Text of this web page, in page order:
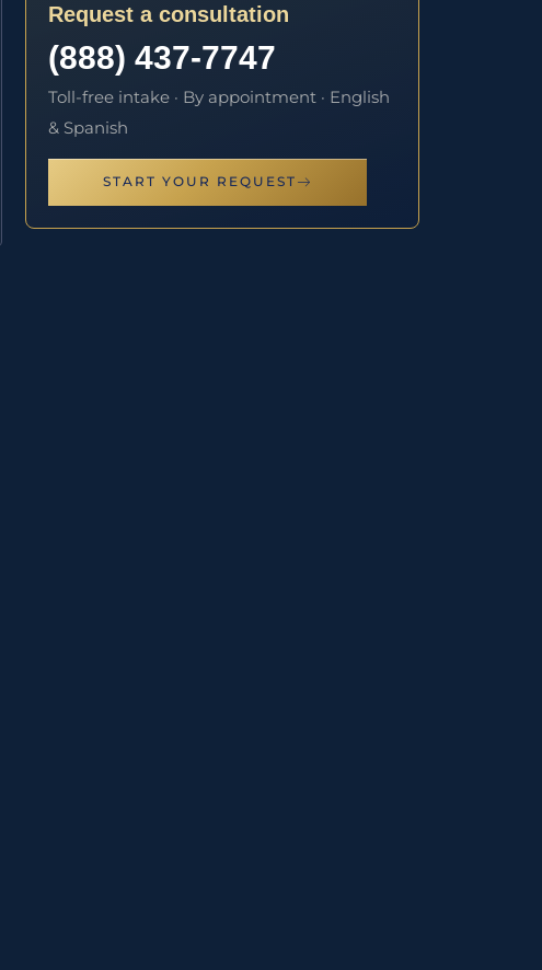
Request a consultation
(888) 437-7747
Toll-free intake · By appointment · English
& Spanish
START YOUR REQUEST